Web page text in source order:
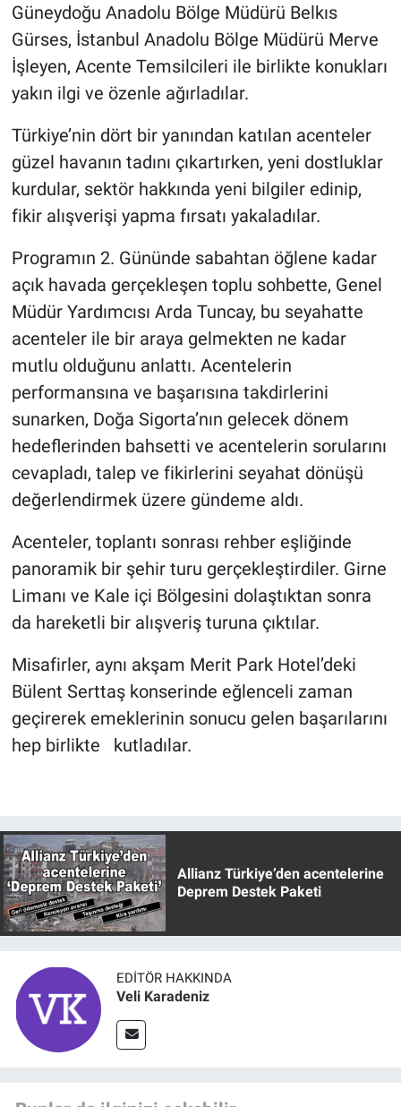
Güneydoğu Anadolu Bölge Müdürü Belkıs
Gürses, İstanbul Anadolu Bölge Müdürü Merve
İşleyen, Acente Temsilcileri ile birlikte konukları
yakın ilgi ve özenle ağırladılar.
Türkiye’nin dört bir yanından katılan acenteler
güzel havanın tadını çıkartırken, yeni dostluklar
kurdular, sektör hakkında yeni bilgiler edinip,
fikir alışverişi yapma fırsatı yakaladılar.
Programın 2. Gününde sabahtan öğlene kadar
açık havada gerçekleşen toplu sohbette, Genel
Müdür Yardımcısı Arda Tuncay, bu seyahatte
acenteler ile bir araya gelmekten ne kadar
mutlu olduğunu anlattı. Acentelerin
performansına ve başarısına takdirlerini
sunarken, Doğa Sigorta’nın gelecek dönem
hedeflerinden bahsetti ve acentelerin sorularını
cevapladı, talep ve fikirlerini seyahat dönüşü
değerlendirmek üzere gündeme aldı.
Acenteler, toplantı sonrası rehber eşliğinde
panoramik bir şehir turu gerçekleştirdiler. Girne
Limanı ve Kale içi Bölgesini dolaştıktan sonra
da hareketli bir alışveriş turuna çıktılar.
Misafirler, aynı akşam Merit Park Hotel’deki
Bülent Serttaş konserinde eğlenceli zaman
geçirerek emeklerinin sonucu gelen başarılarını
hep birlikte kutladılar.
Allianz Türkiye’den acentelerine
Deprem Destek Paketi
EDITÖR HAKKINDA
Veli Karadeniz